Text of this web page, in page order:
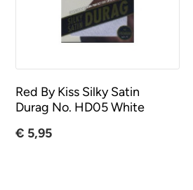
Red By Kiss Silky Satin
Durag No. HD05 White
€ 5,95